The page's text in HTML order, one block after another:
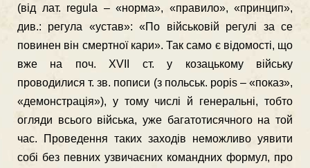
(вiд лат. regula – «норма», «правило», «принцип»,
див.: регула «устав»: «По вiйськовiй регулi за се
повинен вiн смертної кари». Так само є вiдомостi, що
вже на поч. ХVІІ ст. у козацькому вiйську
проводилися т. зв. пописи (з польськ. popis – «показ»,
«демонстрацiя»), у тому числi й генеральнi, тобто
огляди всього вiйська, уже багатотисячного на той
час. Проведення таких заходiв неможливо уявити
собi без певних узвичаєних командних формул, про